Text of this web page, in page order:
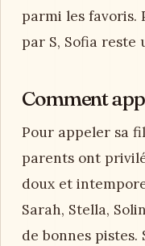
parmi les favoris.
par S, Sofia reste
Comment
Pour appeler sa
parents ont
doux et
Sarah, Stella,
de bonnes pistes.